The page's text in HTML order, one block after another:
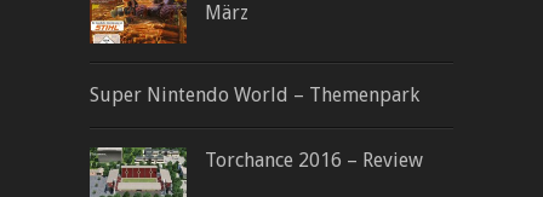
März
Super Nintendo World – Themenpark
Torchance 2016 – Review